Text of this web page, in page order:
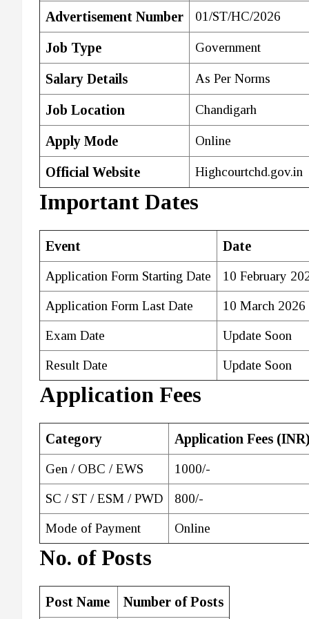
Advertisement Number 01/ST/HC/2026
Job Type Government
Salary Details As Per Norms
Job Location Chandigarh
Apply Mode Online
Official Website Highcourtchd.gov.in
Important Dates
Event Date
Application Form Starting Date 10 February
Application Form Last Date 10 March 2026
Exam Date Update Soon
Result Date Update Soon
Application Fees
Category Application Fees
Gen / OBC / EWS 1000/-
SC / ST / ESM / PWD 800/-
Mode of Payment Online
No. of Posts
Post Name Number of Posts